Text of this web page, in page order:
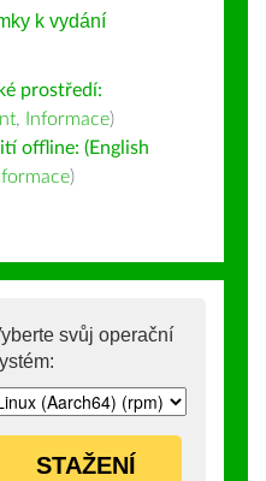
k vydání
prostředí:
, Informace)
offline: (English
)
svůj operační
STAŽENÍ